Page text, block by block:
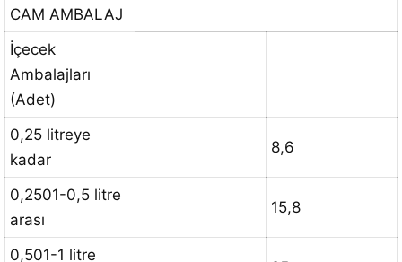
CAM AMBALAJ
İçecek
Ambalajları
(Adet)
0,25 litreye
kadar
8,6
0,2501-0,5 litre
arası
15,8
0,501-1 litre